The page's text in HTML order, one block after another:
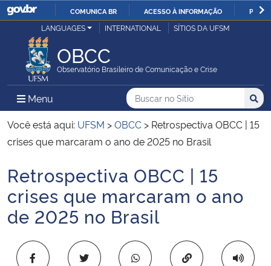
IR
COMUNICA BR ACESSO À INFORMAÇÃO
Ministério da Justiça e Segurança Pública
Ministério da Defesa
Ministério das Relações Exteriores
Ministério da Infraestrutura
Ministério da Agricultura, Pecuária e Abastecimento
Ministério da Educação
LANGUAGES INTERNATIONAL SÍTIOS DA UFSM
OBCC
Observatório Brasileiro de Comunicação e Crise
Menu Menu Principal do Sítio
Busca
Buscar no no Sítio
Busca:
Você está aqui: UFSM >OBCC > Retrospectiva OBCC | 15
crises que marcaram o ano de 2025 no Brasil
Início do conteúdo
Retrospectiva OBCC | 15
crises que marcaram o ano
de 2025 no Brasil
Copiar para área